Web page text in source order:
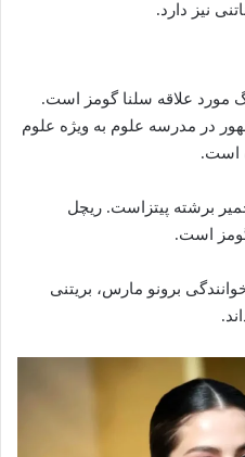
مورد علاقه‌ سلنا گومز است.
در مدرسه علوم به ویژه علوم
است.
برشته‌ پیتزاست. ریچل
گومز است.
برونو مارس، بریتنی